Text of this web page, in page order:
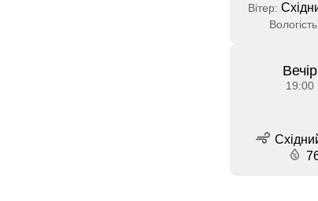
Вітер:
Вечір
19:00